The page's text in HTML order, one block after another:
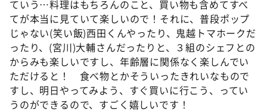
ていう…料理はもちろんのこと、買い物も含めてすべ
てが本当に見ていて楽しいので！それに、普段ポップ
じゃない(笑い飯)西田くんやったり、鬼越トマホークだ
ったり、(宮川)大輔さんだったりと、３組のシェフとの
からみも楽しいですし、年齢層に関係なく楽しんでい
ただけると！ 食べ物とかそういったきれいなもので
すし、明日やってみよう、すぐ買いに行こう、ってい
うのができるので、すごく嬉しいです！